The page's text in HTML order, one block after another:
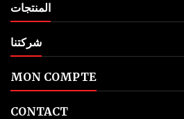
المنتجات
شركتنا
MON COMPTE
CONTACT